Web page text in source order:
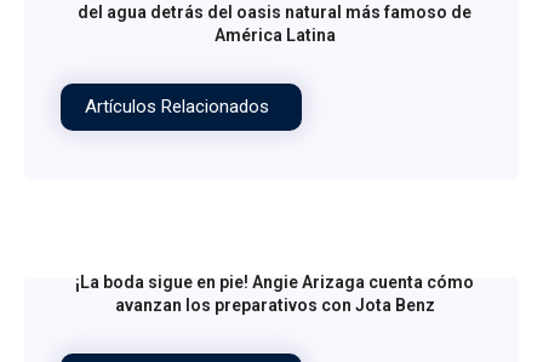
del agua detrás del oasis natural más famoso de
América Latina
Artículos Relacionados
¡La boda sigue en pie! Angie Arizaga cuenta cómo
avanzan los preparativos con Jota Benz